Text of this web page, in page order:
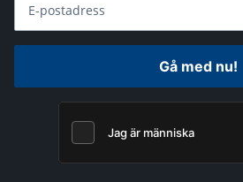
E-postadress
Gå med nu!